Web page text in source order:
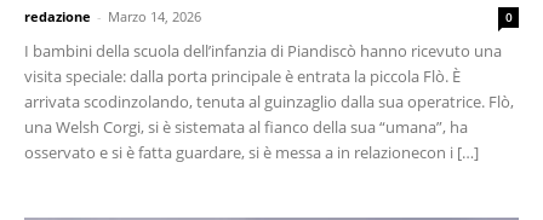
redazione - Marzo 14, 2026 0
I bambini della scuola dell’infanzia di Piandiscò hanno ricevuto una
visita speciale: dalla porta principale è entrata la piccola Flò. È
arrivata scodinzolando, tenuta al guinzaglio dalla sua operatrice. Flò,
una Welsh Corgi, si è sistemata al fianco della sua “umana”, ha
osservato e si è fatta guardare, si è messa a in relazionecon i […]